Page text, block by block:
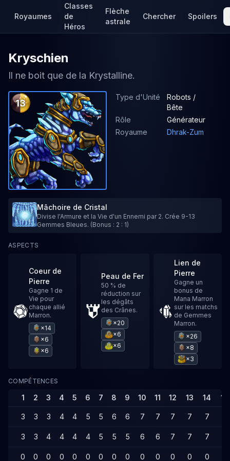
Royaumes
Classes
de
Héros
Flèche
astrale
Chercher Spoilers
Kryschien
Il ne boit que de la Krystalline.
13
Type d'Unité
Robots /
Bête
Rôle
Générateur
Royaume
Dhrak-Zum
Mâchoire de Cristal
Divise l'Armure et la Vie d'un Ennemi par 2. Crée 9-13
Gemmes Bleues. (Bonus : 2 : 1)
ASPECTS
Coeur de
Pierre
Gagne 1 de
Vie pour
chaque allié
Marron.
×14
×6
×6
Peau de Fer
50 % de
réduction sur
les dégâts
des Crânes.
×20
×6
×6
Lien de
Pierre
Gagne un
bonus de
Mana Marron
sur les matchs
de Gemmes
Marron.
×26
×8
×3
COMPÉTENCES
1 2 3 4 5 6 7 8 9 10 11 12 13 14 15
3 3 3 4 4 5 5 6 6 7 7 7 7 7
3 3 4 4 4 4 5 5 5 6 6 7 7 7
0 0 0 0 0 0 0 0 0 0 0 0 0 0